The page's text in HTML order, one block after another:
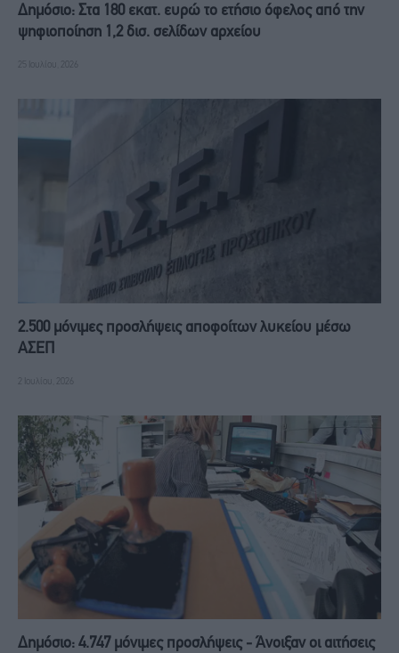
Δημόσιο: Στα 180 εκατ. ευρώ το ετήσιο όφελος από την
ψηφιοποίηση 1,2 δισ. σελίδων αρχείου
25 Ιουλίου, 2026
2.500 μόνιμες προσλήψεις αποφοίτων λυκείου μέσω
ΑΣΕΠ
2 Ιουλίου, 2026
Δημόσιο: 4.747 μόνιμες προσλήψεις - Άνοιξαν οι αιτήσεις